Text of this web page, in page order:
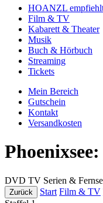
HOANZL
Film & TV
Kabarett & Theater
Musik
Buch & Hörbuch
Streaming
Tickets
Mein Bereich
Gutschein
Kontakt
Versandkosten
DVD TV Serien &
Zurück Start Film & TV